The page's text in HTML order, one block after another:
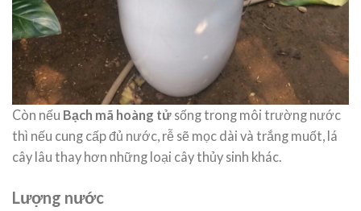
Còn nếu Bạch mã hoàng tử sống trong môi trường nước
thì nếu cung cấp đủ nước, rễ sẽ mọc dài và trắng muốt, lá
cây lâu thay hơn những loại cây thủy sinh khác.
Lượng nước